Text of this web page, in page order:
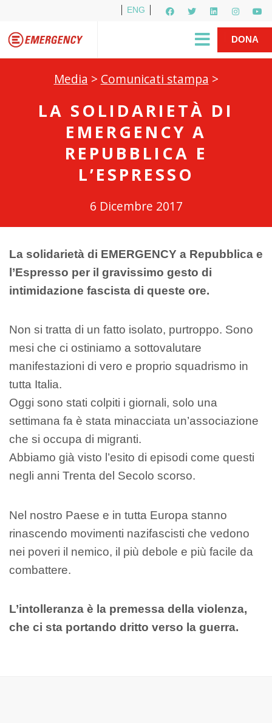
ENG
R1PUD1A
DONA
Media > Comunicati stampa >
LA SOLIDARIETÀ DI
EMERGENCY A
REPUBBLICA E
L’ESPRESSO
6 Dicembre 2017
La solidarietà di EMERGENCY a Repubblica e
l’Espresso per il gravissimo gesto di
intimidazione fascista di queste ore.
Non si tratta di un fatto isolato, purtroppo. Sono
mesi che ci ostiniamo a sottovalutare
manifestazioni di vero e proprio squadrismo in
tutta Italia.
Oggi sono stati colpiti i giornali, solo una
settimana fa è stata minacciata un’associazione
che si occupa di migranti.
Abbiamo già visto l’esito di episodi come questi
negli anni Trenta del Secolo scorso.
Nel nostro Paese e in tutta Europa stanno
rinascendo movimenti nazifascisti che vedono
nei poveri il nemico, il più debole e più facile da
combattere.
L’intolleranza è la premessa della violenza,
che ci sta portando dritto verso la guerra.